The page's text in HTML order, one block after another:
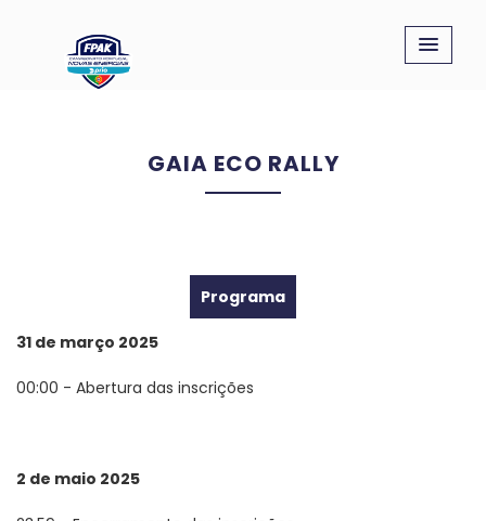
GAIA ECO RALLY
Programa
31 de março 2025
00:00 - Abertura das inscrições
2 de maio 2025